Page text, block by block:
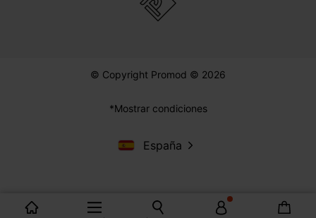
© Copyright Promod © 2026
*Mostrar condiciones
España